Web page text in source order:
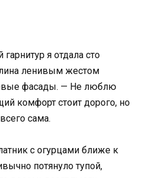
я отдала сто
ленивым жестом
фасады. — Не люблю
комфорт стоит дорого, но
сама.
с огурцами ближе к
потянуло тупой,